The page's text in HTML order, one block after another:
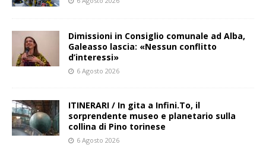
Dimissioni in Consiglio comunale ad Alba,
Galeasso lascia: «Nessun conflitto
d’interessi»
6 Agosto 2026
ITINERARI / In gita a Infini.To, il
sorprendente museo e planetario sulla
collina di Pino torinese
6 Agosto 2026